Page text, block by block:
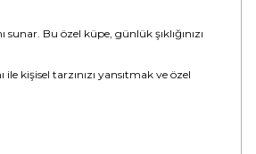
Bu özel küpe, günlük şıklığınızı
kişisel tarzınızı yansıtmak ve özel